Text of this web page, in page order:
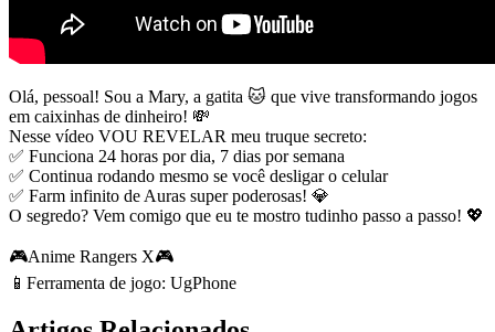
Olá, pessoal! Sou a Mary, a gatita 🐱 que vive transformando jogos
em caixinhas de dinheiro! 💸
Nesse vídeo VOU REVELAR meu truque secreto:
✅ Funciona 24 horas por dia, 7 dias por semana
✅ Continua rodando mesmo se você desligar o celular
✅ Farm infinito de Auras super poderosas! 💎
O segredo? Vem comigo que eu te mostro tudinho passo a passo! 💖
🎮Anime Rangers X🎮
📱Ferramenta de jogo: UgPhone